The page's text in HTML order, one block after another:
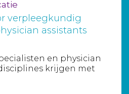
verpleegkundig
assistants
en physician
krijgen met